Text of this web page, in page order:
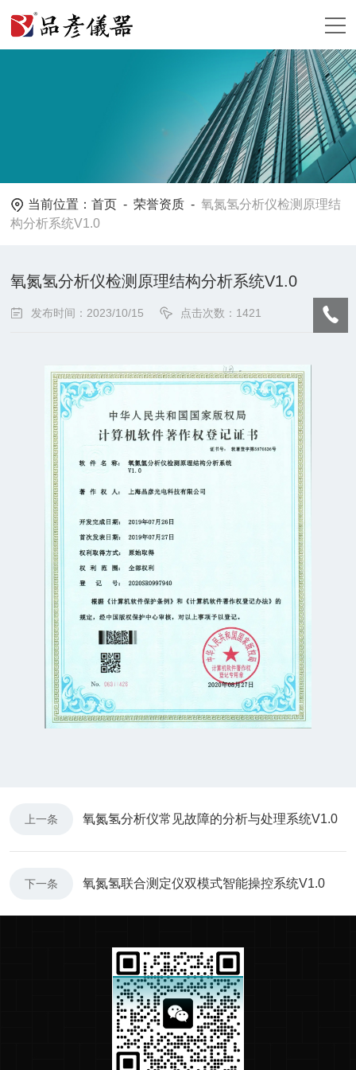
当前位置：首页 -荣誉资质 -氧氮氢分析仪检测原理结
构分析系统V1.0
氧氮氢分析仪检测原理结构分析系统V1.0
发布时间：2023/10/15 点击次数：1421
上一条 氧氮氢分析仪常见故障的分析与处理系统V1.0
下一条 氧氮氢联合测定仪双模式智能操控系统V1.0